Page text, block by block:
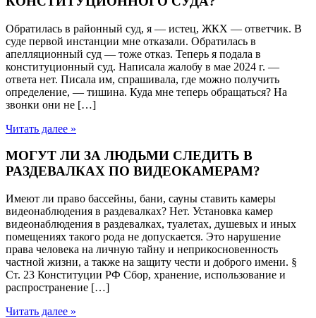
Обратилась в районный суд, я — истец, ЖКХ — ответчик. В
суде первой инстанции мне отказали. Обратилась в
апелляционный суд — тоже отказ. Теперь я подала в
конституционный суд. Написала жалобу в мае 2024 г. —
ответа нет. Писала им, спрашивала, где можно получить
определение, — тишина. Куда мне теперь обращаться? На
звонки они не […]
Читать далее »
МОГУТ ЛИ ЗА ЛЮДЬМИ СЛЕДИТЬ В
РАЗДЕВАЛКАХ ПО ВИДЕОКАМЕРАМ?
Имеют ли право бассейны, бани, сауны ставить камеры
видеонаблюдения в раздевалках? Нет. Установка камер
видеонаблюдения в раздевалках, туалетах, душевых и иных
помещениях такого рода не допускается. Это нарушение
права человека на личную тайну и неприкосновенность
частной жизни, а также на защиту чести и доброго имени. §
Ст. 23 Конституции РФ Сбор, хранение, использование и
распространение […]
Читать далее »